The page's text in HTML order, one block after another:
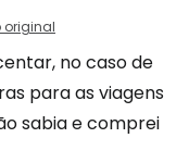
original
no caso de
para as viagens
sabia e comprei